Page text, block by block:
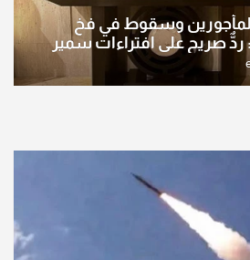
وسقوط في فخ
ردٌّ صريح على افتراءات سمير